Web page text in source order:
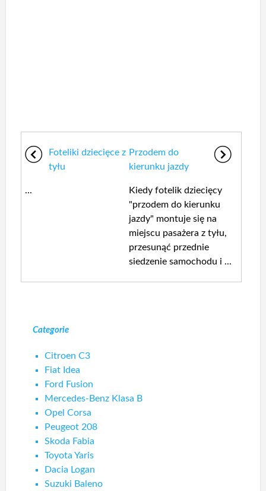
Foteliki dziecięce z
tyłu
...
Przodem do
kierunku jazdy
Kiedy fotelik dziecięcy
"przodem do kierunku
jazdy" montuje się na
miejscu pasażera z tyłu,
przesunąć przednie
siedzenie samochodu i ...
Categorie
Citroen C3
Fiat Idea
Ford Fusion
Mercedes-Benz Klasa B
Opel Corsa
Peugeot 208
Skoda Fabia
Toyota Yaris
Dacia Logan
Suzuki Baleno